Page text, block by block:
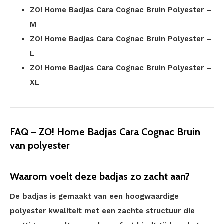
ZO! Home Badjas Cara Cognac Bruin Polyester –
M
ZO! Home Badjas Cara Cognac Bruin Polyester –
L
ZO! Home Badjas Cara Cognac Bruin Polyester –
XL
FAQ – ZO! Home Badjas Cara Cognac Bruin
van polyester
Waarom voelt deze badjas zo zacht aan?
De badjas is gemaakt van een hoogwaardige
polyester kwaliteit met een zachte structuur die